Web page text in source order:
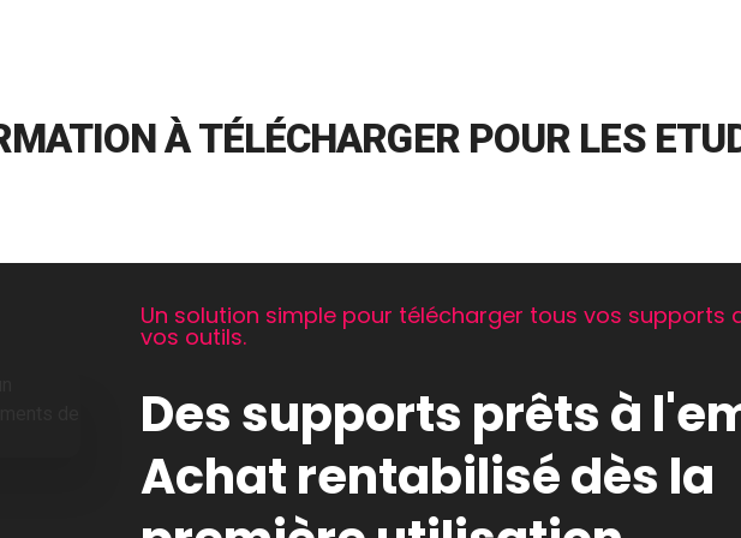
À TÉLÉCHARGER POUR LES
Un solution simple pour télécharger tous vos supports
vos outils.
Des supports prêts à
Achat rentabilisé dès la